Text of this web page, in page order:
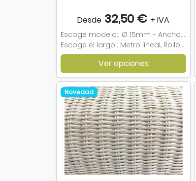
Desde 32,50 € + IVA
Escoge modelo:: Ø 15mm - Ancho 61cm, Ø 15mm - Ancho 91cm
Escoge el largo:: Metro lineal, Rollo completo (15, 24m), Muestra
Ver opciones
Novedad